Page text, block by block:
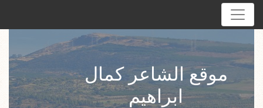
موقع الشاعر كمال
ابراهيم